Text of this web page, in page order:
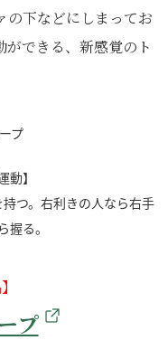
の下などにしまってお
できる、新感覚のト
動】
つ。右利きの人なら右手
握る。
プ